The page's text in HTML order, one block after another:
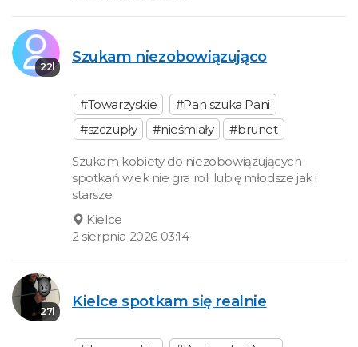
22l
Szukam niezobowiązująco
#Towarzyskie
#Pan szuka Pani
#szczupły
#nieśmiały #brunet
Szukam kobiety do niezobowiązujących
spotkań wiek nie gra roli lubię młodsze jak i
starsze
Kielce
2 sierpnia 2026 03:14
27l
Kielce spotkam się realnie